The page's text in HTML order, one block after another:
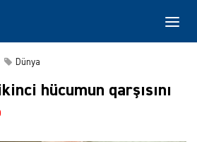
Dünya
hücumun qarşısını